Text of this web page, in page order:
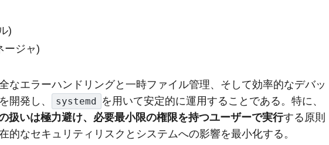
)
ージャ)
なエラーハンドリングと一時ファイル管理、そして効率的なデバッ
開発し、
systemd を用いて安定的に運用することである。特に、
扱いは極力避け、必要最小限の権限を持つユーザーで実行する原則
的なセキュリティリスクとシステムへの影響を最小化する。